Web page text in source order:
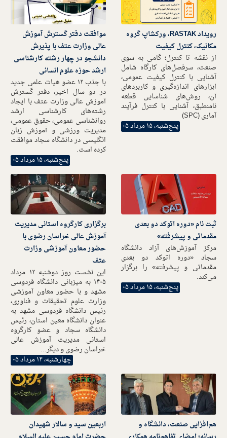
رویداد RASTAK، ورکشاپ گروه
مکانیک، کنترل کیفیت
از نقشه تا کنترل؛ گامی به سوی
صنعت، سرفصل‌های کارگاه شامل
آشنایی با کنترل کیفیت عمومی،
ابزارهای اندازه‌گیری و کاربردهای
آن، روش‌های شناسایی قطعه
نامنطبق، آشنایی با کنترل فرآیند
آماری (SPC)
پنج‌شنبه، ۱۵ مرداد ۰۵
موافقت دفتر گسترش آموزش
عالی وزارت عتف با پذیرش
دانشجو در چهار رشته کارشناسی
ارشد حوزه علوم انسانی
با جذب ۱۲ عضو هیات علمی جدید
در دو سال اخیر، دفتر گسترش
آموزش عالی وزارت عتف با ایجاد
رشته‌های کارشناسی ارشد
روانشناسی عمومی، حقوق عمومی،
مدیریت ورزشی و آموزش زبان
انگلیسی در دانشگاه سجاد موافقت
کرده است.
پنج‌شنبه، ۱۵ مرداد ۰۵
ثبت نام «دوره اتوکد دو بعدی
مقدماتی و پیشرفته»
مرکز آموزش‌های آزاد دانشگاه
سجاد «دوره اتوکد دو بعدی
مقدماتی و پیشرفته» را برگزار
می‌کند.
پنج‌شنبه، ۱۵ مرداد ۰۵
برگزاری کارگروه استانی مدیریت
آموزش عالی خراسان رضوی با
حضور معاون آموزشی وزارت
عتف
این نشست روز دوشنبه ۱۲ مرداد
۱۴۰۵ به میزبانی دانشگاه فردوسی
مشهد و با حضور معاون آموزشی
وزارت علوم تحقیقات و فناوری،
رئیس دانشگاه فردوسی مشهد به
عنوان دانشگاه معین استان، رئیس
دانشگاه سجاد و عضو کارگروه
استانی مدیریت آموزش عالی
خراسان رضوی و دیگر...
چهارشنبه، ۱۴ مرداد ۰۵
هم‌افزایی صنعت، دانشگاه و
اربعین سید و سالار شهیدان